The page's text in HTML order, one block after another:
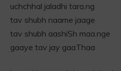
uchchhal jaladhi tara.ng
tav shubh naame jaage
tav shubh aashiSh maa.nge
gaaye tav jay gaaThaa